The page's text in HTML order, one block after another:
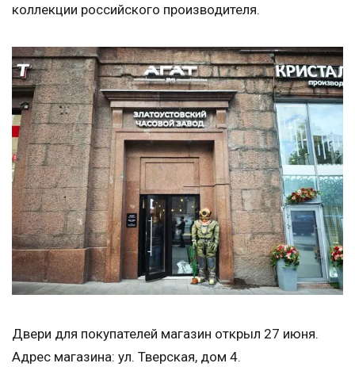
коллекции российского производителя.
Двери для покупателей магазин открыл 27 июня.
Адрес магазина: ул. Тверская, дом 4.